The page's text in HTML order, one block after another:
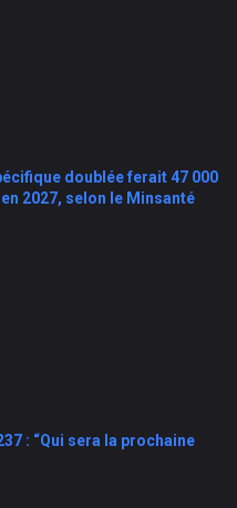
doublée ferait 47 000
2027, selon le Minsanté
: “Qui sera la prochaine